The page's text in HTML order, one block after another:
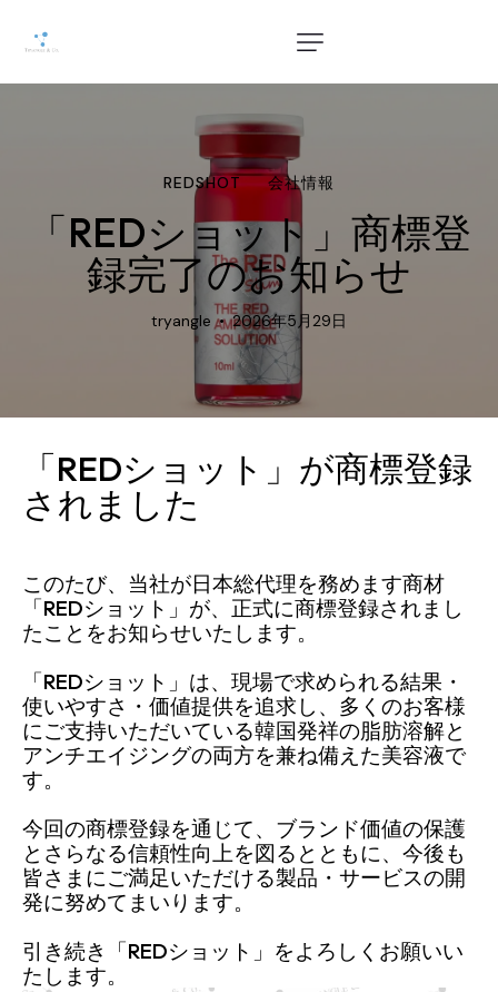
REDSHOT 会社情報
「REDショット」商標登
録完了のお知らせ
tryangle 2026年5月29日
「REDショット」が商標登録
されました
このたび、当社が日本総代理を務めます商材
「REDショット」が、正式に商標登録されまし
たことをお知らせいたします。
「REDショット」は、現場で求められる結果・
使いやすさ・価値提供を追求し、多くのお客様
にご支持いただいている韓国発祥の脂肪溶解と
アンチエイジングの両方を兼ね備えた美容液で
す。
今回の商標登録を通じて、ブランド価値の保護
とさらなる信頼性向上を図るとともに、今後も
皆さまにご満足いただける製品・サービスの開
発に努めてまいります。
引き続き「REDショット」をよろしくお願いい
たします。